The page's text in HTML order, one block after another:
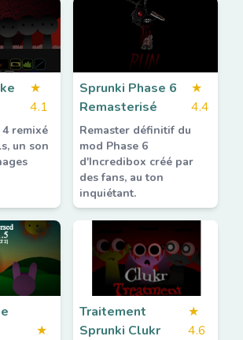
★
4.1
remixé
un son
Sprunki Phase 6
Remasterisé
★
4.4
Remaster définitif du
mod Phase 6
d'Incredibox créé par
des fans, au ton
inquiétant.
★
Traitement
Sprunki Clukr
★
4.6